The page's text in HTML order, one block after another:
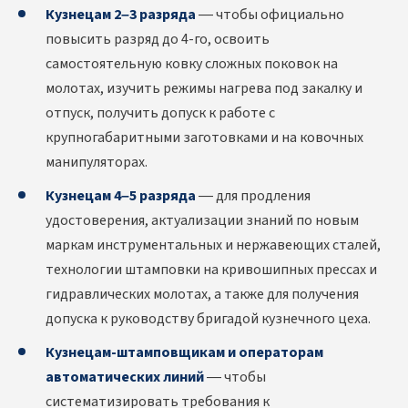
Кузнецам 2–3 разряда— чтобы официально
повысить разряд до 4-го, освоить
самостоятельную ковку сложных поковок на
молотах, изучить режимы нагрева под закалку и
отпуск, получить допуск к работе с
крупногабаритными заготовками и на ковочных
манипуляторах.
Кузнецам 4–5 разряда— для продления
удостоверения, актуализации знаний по новым
маркам инструментальных и нержавеющих сталей,
технологии штамповки на кривошипных прессах и
гидравлических молотах, а также для получения
допуска к руководству бригадой кузнечного цеха.
Кузнецам-штамповщикам и операторам
автоматических линий— чтобы
систематизировать требования к